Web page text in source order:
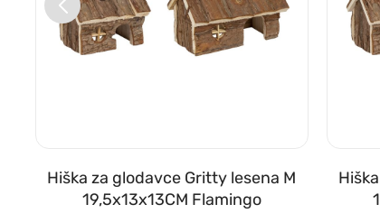
Hiška za glodavce Gritty lesena M
19,5x13x13CM Flamingo